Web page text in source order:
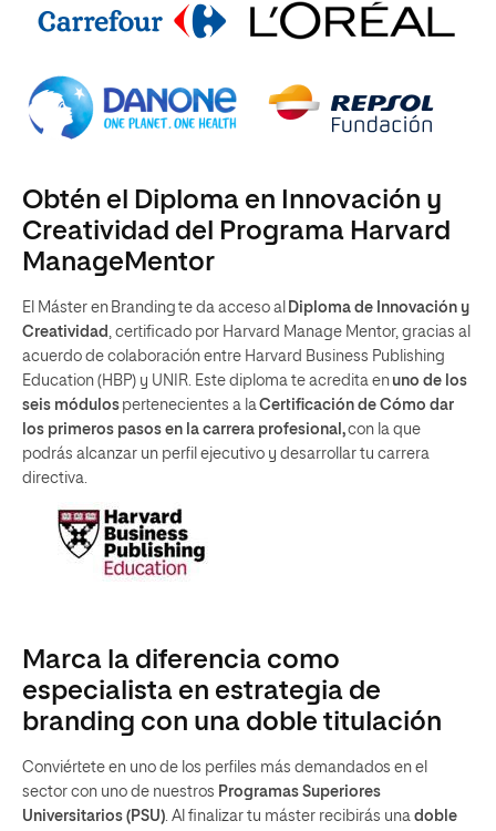
Obtén el Diploma en Innovación y
Creatividad del Programa Harvard
ManageMentor
El Máster en Branding te da acceso al Diploma de Innovación y
Creatividad, certificado por Harvard Manage Mentor, gracias al
acuerdo de colaboración entre Harvard Business Publishing
Education (HBP) y UNIR. Este diploma te acredita en uno de los
seis módulos pertenecientes a laCertificación de Cómo dar
los primeros pasos en la carrera profesional,con la que
podrás alcanzar un perfil ejecutivo y desarrollar tu carrera
directiva.
Marca la diferencia como
especialista en estrategia de
branding con una doble titulación
Conviértete en uno de los perfiles más demandados en el
sector con uno de nuestros Programas Superiores
Universitarios (PSU). Al finalizar tu máster recibirás una doble